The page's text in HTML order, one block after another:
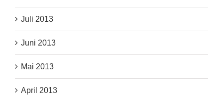
Juli 2013
Juni 2013
Mai 2013
April 2013